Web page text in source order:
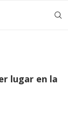
lugar en la